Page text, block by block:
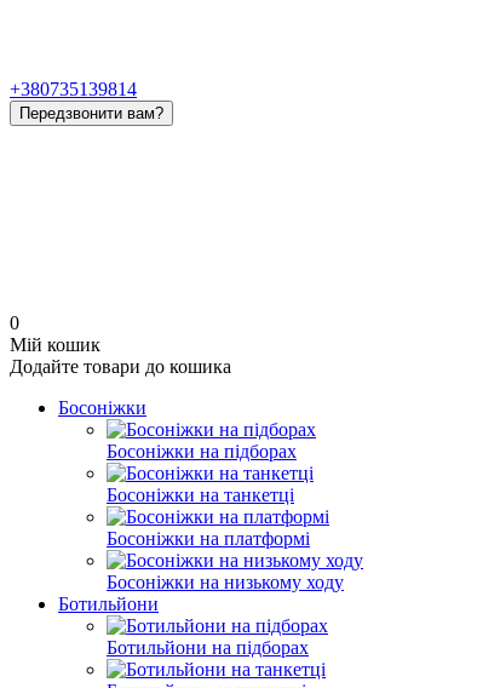
+380735139814
Передзвонити вам?
0
Мій кошик
Додайте товари до кошика
Босоніжки
Босоніжки на підборах
Босоніжки на танкетці
Босоніжки на платформі
Босоніжки на низькому ходу
Ботильйони
Ботильйони на підборах